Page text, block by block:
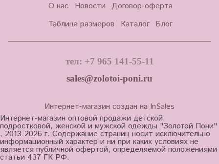
О нас
Новости Договор-оферта
Таблица размеров
Каталог Блог
тел: +7 965 141-55-11
sales@zolotoi-poni.ru
Интернет-магазин создан на InSales
Интернет-магазин оптовой продажи детской,
подростковой, женской и мужской одежды "Золотой Пони"
, 2013-2026 г. Содержание страниц носит исключительно
информационный характер и ни при каких условиях не
является публичной офертой, определяемой положениями
статьи 437 ГК РФ.